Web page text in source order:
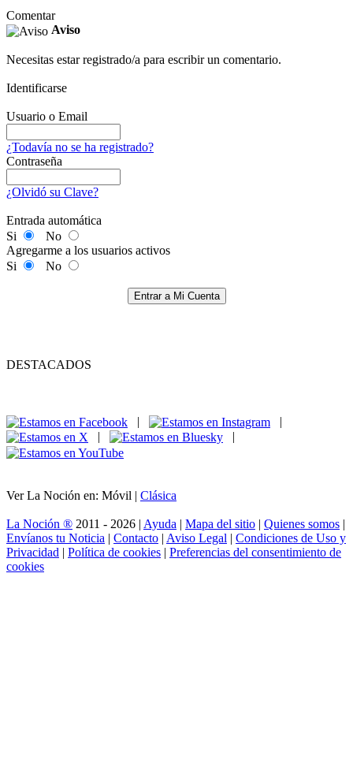
Comentar
Aviso
Necesitas estar registrado/a para escribir un comentario.
Identificarse
Usuario o Email
¿Todavía no se ha registrado?
Contraseña
¿Olvidó su Clave?
Entrada automática
Si
No
Agregarme a los usuarios activos
Si
No
Entrar a Mi Cuenta
DESTACADOS
|
|
|
|
Ver La Noción en: Móvil | Clásica
La Noción ® 2011 - 2026 | Ayuda | Mapa del sitio | Quienes somos |
Envíanos tu Noticia | Contacto | Aviso Legal | Condiciones de Uso y
Privacidad | Política de cookies | Preferencias del consentimiento de
cookies